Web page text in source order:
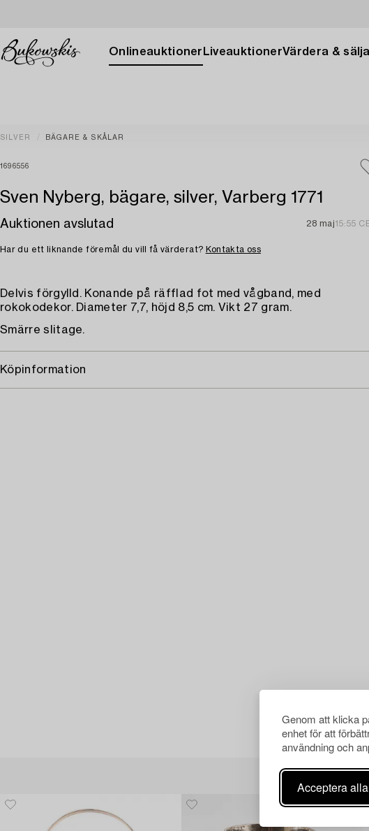
Genom att klicka
enhet för att
användning och
Acceptera alla
Onlineauktioner LiveauktionerVärdera & sälja
SILVER BÄGARE & SKÅLAR
1696556
Sven Nyberg, bägare, silver, Varberg 1771
Auktionen avslutad 28 maj15:55
Har du ett liknande föremål du vill få värderat? Kontakta oss
Delvis förgylld. Konande på räfflad fot med vågband, med
rokokodekor. Diameter 7,7, höjd 8,5 cm. Vikt 27 gram.
Smärre slitage.
Köpinformation